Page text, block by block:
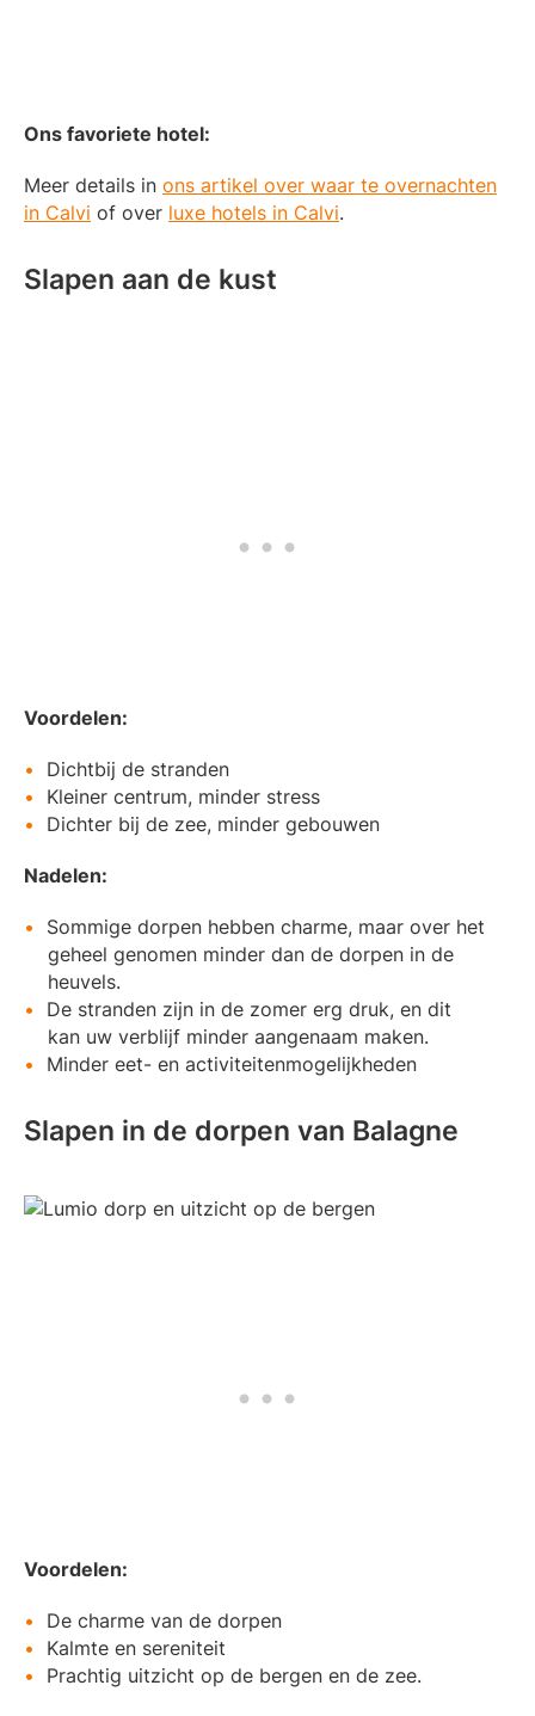
Ons favoriete hotel:
Meer details in ons artikel over waar te overnachten
in Calvi of over luxe hotels in Calvi.
Slapen aan de kust
Voordelen:
Dichtbij de stranden
Kleiner centrum, minder stress
Dichter bij de zee, minder gebouwen
Nadelen:
Sommige dorpen hebben charme, maar over het
geheel genomen minder dan de dorpen in de
heuvels.
De stranden zijn in de zomer erg druk, en dit
kan uw verblijf minder aangenaam maken.
Minder eet- en activiteitenmogelijkheden
Slapen in de dorpen van Balagne
Voordelen:
De charme van de dorpen
Kalmte en sereniteit
Prachtig uitzicht op de bergen en de zee.